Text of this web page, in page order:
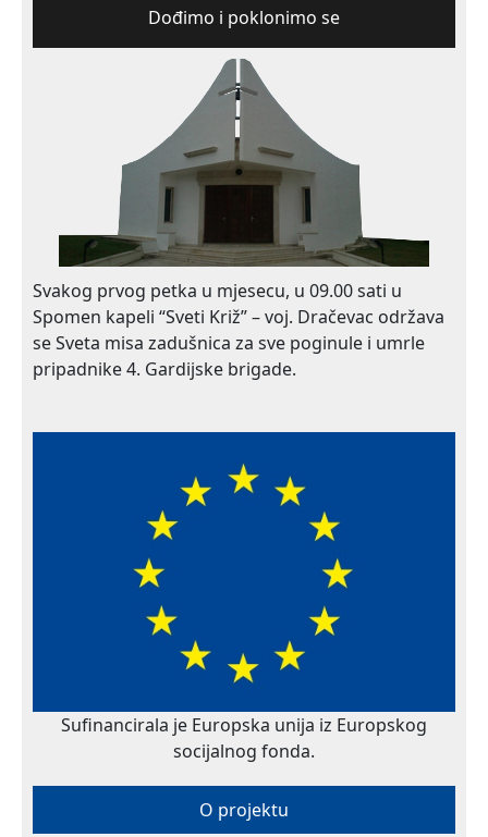
Dođimo i poklonimo se
Svakog prvog petka u mjesecu, u 09.00 sati u
Spomen kapeli “Sveti Križ” – voj. Dračevac održava
se Sveta misa zadušnica za sve poginule i umrle
pripadnike 4. Gardijske brigade.
Sufinancirala je Europska unija iz Europskog
socijalnog fonda.
O projektu